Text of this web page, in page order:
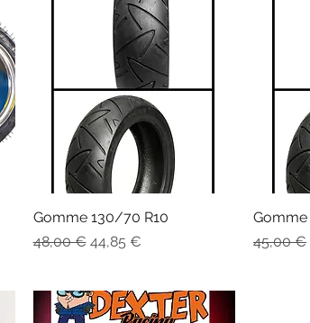
Vista rapida
Gomme 130/70 R10
Prezzo regolare
48,00 € Prezzo scontato
44,85 €
Prezzo
45,00 €